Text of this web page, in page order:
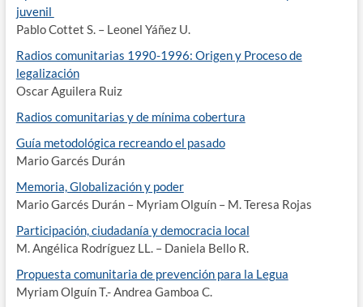
juvenil
Pablo Cottet S. – Leonel Yáñez U.
Radios comunitarias 1990-1996: Origen y Proceso de
legalización
Oscar Aguilera Ruiz
Radios comunitarias y de mínima cobertura
Guía metodológica recreando el pasado
Mario Garcés Durán
Memoria, Globalización y poder
Mario Garcés Durán – Myriam Olguín – M. Teresa Rojas
Participación, ciudadanía y democracia local
M. Angélica Rodríguez LL. – Daniela Bello R.
Propuesta comunitaria de prevención para la Legua
Myriam Olguín T.- Andrea Gamboa C.